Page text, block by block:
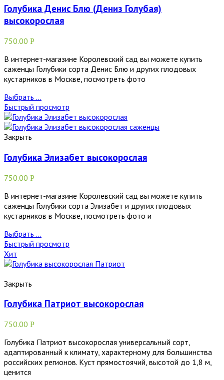
Голубика Денис Блю (Дениз Голубая)
высокорослая
750.00 Р
В интернет-магазине Королевский сад вы можете купить
саженцы Голубики сорта Денис Блю и других плодовых
кустарников в Москве, посмотреть фото
Выбрать ...
Быстрый просмотр
Закрыть
Голубика Элизабет высокорослая
750.00 Р
В интернет-магазине Королевский сад вы можете купить
саженцы Голубики сорта Элизабет и других плодовых
кустарников в Москве, посмотреть фото и
Выбрать ...
Быстрый просмотр
Хит
Закрыть
Голубика Патриот высокорослая
750.00 Р
Голубика Патриот высокорослая универсальный сорт,
адаптированный к климату, характерному для большинства
российских регионов. Куст прямостоячий, высотой до 1,8 м,
ценится